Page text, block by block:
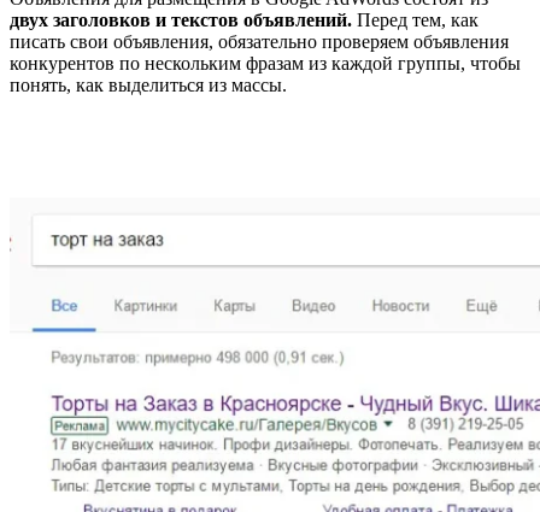
двух заголовков и текстов объявлений. Перед тем, как
писать свои объявления, обязательно проверяем объявления
конкурентов по нескольким фразам из каждой группы, чтобы
понять, как выделиться из массы.